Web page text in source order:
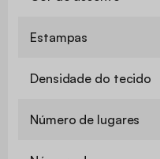
Estampas
Densidade do tecido
Número de lugares